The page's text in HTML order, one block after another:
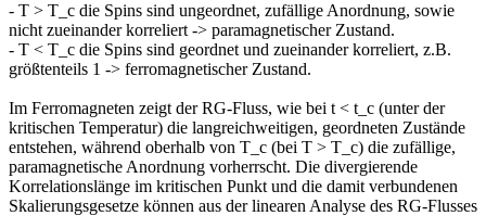
- T > T_c die Spins sind ungeordnet, zufällige Anordnung, sowie
nicht zueinander korreliert -> paramagnetischer Zustand.
- T < T_c die Spins sind geordnet und zueinander korreliert, z.B.
größtenteils 1 -> ferromagnetischer Zustand.
Im Ferromagneten zeigt der RG-Fluss, wie bei t < t_c (unter der
kritischen Temperatur) die langreichweitigen, geordneten Zustände
entstehen, während oberhalb von T_c (bei T > T_c) die zufällige,
paramagnetische Anordnung vorherrscht. Die divergierende
Korrelationslänge im kritischen Punkt und die damit verbundenen
Skalierungsgesetze können aus der linearen Analyse des RG-Flusses